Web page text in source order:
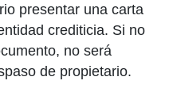
presentar una carta
crediticia. Si no
no será
de propietario.